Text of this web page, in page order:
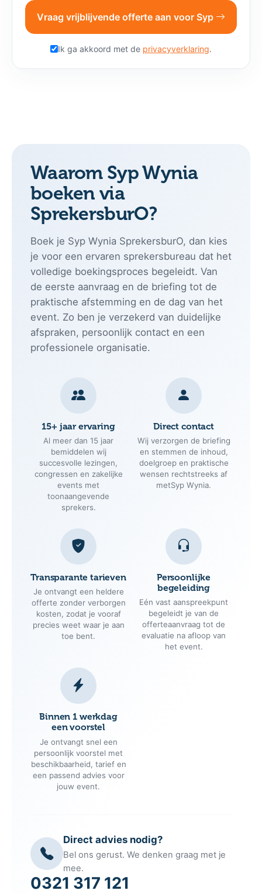
Vraag vrijblijvende offerte aan voor Syp
Ik ga akkoord met de privacyverklaring.
Waarom Syp Wynia
boeken via
SprekersburO?
Boek je Syp Wynia SprekersburO, dan kies
je voor een ervaren sprekersbureau dat het
volledige boekingsproces begeleidt. Van
de eerste aanvraag en de briefing tot de
praktische afstemming en de dag van het
event. Zo ben je verzekerd van duidelijke
afspraken, persoonlijk contact en een
professionele organisatie.
15+ jaar ervaring
Al meer dan 15 jaar
bemiddelen wij
succesvolle lezingen,
congressen en zakelijke
events met
toonaangevende
sprekers.
Direct contact
Wij verzorgen de briefing
en stemmen de inhoud,
doelgroep en praktische
wensen rechtstreeks af
metSyp Wynia.
Transparante tarieven
Je ontvangt een heldere
offerte zonder verborgen
kosten, zodat je vooraf
precies weet waar je aan
toe bent.
Persoonlijke
begeleiding
Eén vast aanspreekpunt
begeleidt je van de
offerteaanvraag tot de
evaluatie na afloop van
het event.
Binnen 1 werkdag
een voorstel
Je ontvangt snel een
persoonlijk voorstel met
beschikbaarheid, tarief en
een passend advies voor
jouw event.
Direct advies nodig?
Bel ons gerust. We denken graag met je
mee.
0321 317 121